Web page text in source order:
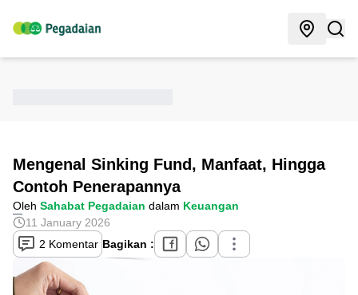
Mengenal Sinking Fund, Manfaat, Hingga
Contoh Penerapannya
Oleh Sahabat Pegadaian dalam Keuangan
11 January 2026
2 Komentar Bagikan :